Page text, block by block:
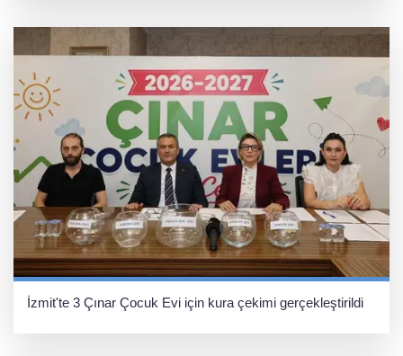
İzmit'te 3 Çınar Çocuk Evi için kura çekimi gerçekleştirildi